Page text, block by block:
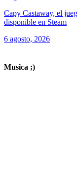
Capy Castaway, el
disponible en Steam
6 agosto, 2026
Musica ;)